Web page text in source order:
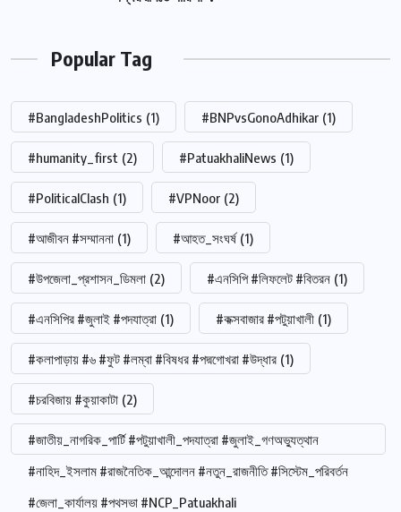
Popular Tag
#BangladeshPolitics (1) #BNPvsGonoAdhikar (1)
#humanity_first (2) #PatuakhaliNews (1)
#PoliticalClash (1) #VPNoor (2)
#আজীবন #সম্মাননা (1) #আহত_সংঘর্ষ (1)
#উপজেলা_প্রশাসন_ডিমলা (2) #এনসিপি #লিফলেট #বিতরন (1)
#এনসিপির #জুলাই #পদযাত্রা (1) #কক্সবাজার #পটুয়াখালী (1)
#কলাপাড়ায় #৬ #ফুট #লম্বা #বিষধর #পদ্মগোখরা #উদ্ধার (1)
#চরবিজায় #কুয়াকাটা (2)
#জাতীয়_নাগরিক_পার্টি #পটুয়াখালী_পদযাত্রা #জুলাই_গণঅভ্যুত্থান
#নাহিদ_ইসলাম #রাজনৈতিক_আন্দোলন #নতুন_রাজনীতি #সিস্টেম_পরিবর্তন
#জেলা_কার্যালয় #পথসভা #NCP_Patuakhali